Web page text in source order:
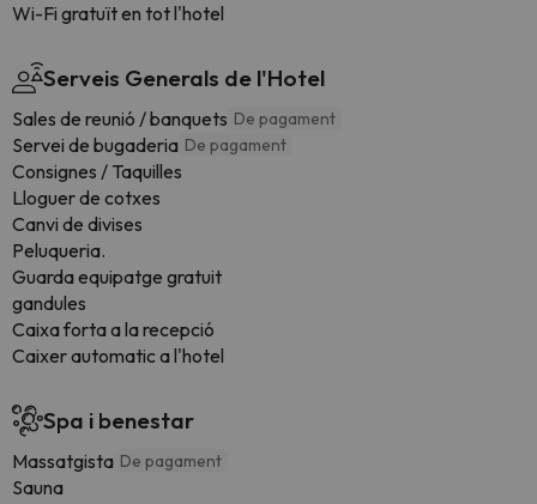
Wi-Fi gratuït en tot l'hotel
Serveis Generals de l'Hotel
Sales de reunió / banquets De pagament
Servei de bugaderia De pagament
Consignes / Taquilles
Lloguer de cotxes
Canvi de divises
Peluqueria.
Guarda equipatge gratuit
gandules
Caixa forta a la recepció
Caixer automatic a l'hotel
Spa i benestar
Massatgista De pagament
Sauna